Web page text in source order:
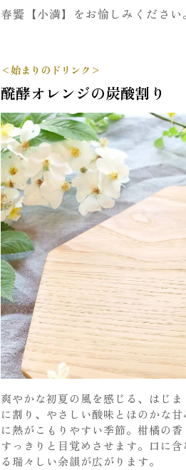
春饗【小満】をお愉しみください。
<始まりのドリンク>
醗酵オレンジの炭酸割り
爽やかな初夏の風を感じる、はじ
に割り、やさしい酸味とほのかな
に熱がこもりやすい季節。柑橘の
すっきりと目覚めさせます。口に
る瑞々しい余韻が広がります。